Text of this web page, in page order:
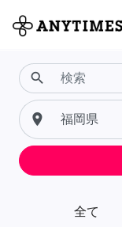
全て
search
place